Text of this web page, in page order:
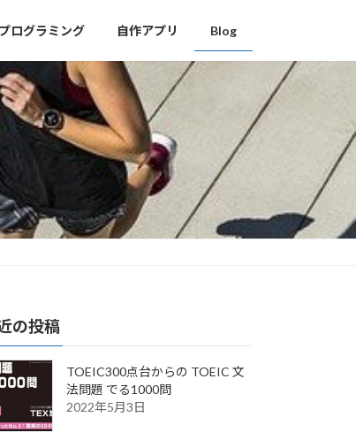
ログラミング 自作アプリ Blog
の投稿
TOEIC300点台からの TOEIC 文
法問題 でる1000問
2022年5月3日